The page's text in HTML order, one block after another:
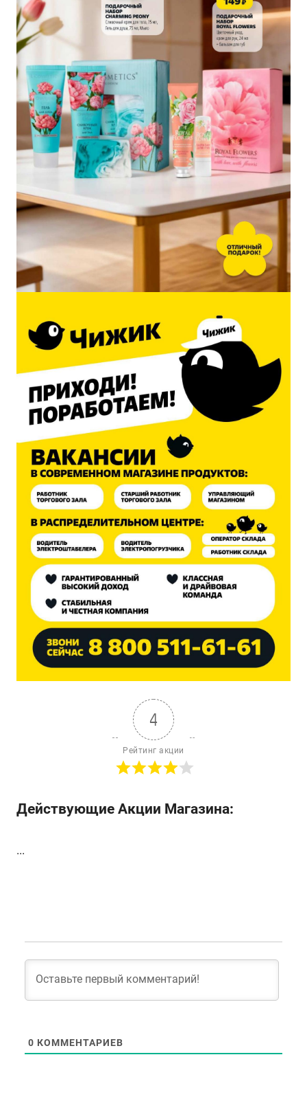
4
Рейтинг акции
Действующие Акции Магазина:
...
0 КОММЕНТАРИЕВ